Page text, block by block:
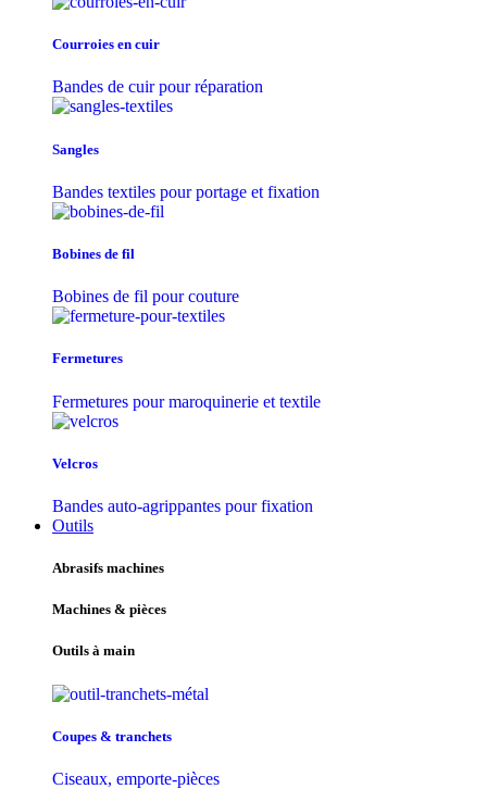
Courroies en cuir
Bandes de cuir pour réparation
Sangles
Bandes textiles pour portage et fixation
Bobines de fil
Bobines de fil pour couture
Fermetures
Fermetures pour maroquinerie et textile
Velcros
Bandes auto-agrippantes pour fixation
Outils
Abrasifs machines
Machines & pièces
Outils à main
Coupes & tranchets
Ciseaux, emporte-pièces